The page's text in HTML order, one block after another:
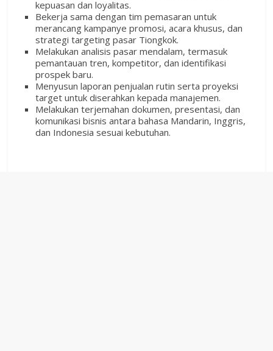
kepuasan dan loyalitas.
Bekerja sama dengan tim pemasaran untuk
merancang kampanye promosi, acara khusus, dan
strategi targeting pasar Tiongkok.
Melakukan analisis pasar mendalam, termasuk
pemantauan tren, kompetitor, dan identifikasi
prospek baru.
Menyusun laporan penjualan rutin serta proyeksi
target untuk diserahkan kepada manajemen.
Melakukan terjemahan dokumen, presentasi, dan
komunikasi bisnis antara bahasa Mandarin, Inggris,
dan Indonesia sesuai kebutuhan.